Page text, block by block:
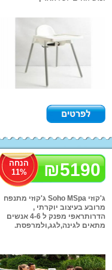
מוצרי הנקה והאכלה
הליכון לתינוק
Mama Love
₪5190
הנחה
11%
ג'קוזי Soho MSpa ג'קוזי מתנפח
מרובע בעיצוב יוקרתי ,
הדרותראפי מפנק ל 4-6 אנשים
מתאים לגינה,לגג,ולמרפסת.